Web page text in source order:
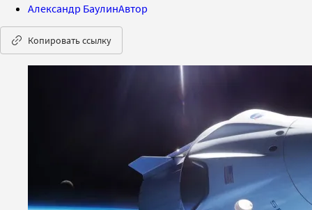
Александр БаулинАвтор
Копировать ссылку